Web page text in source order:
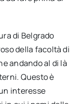
di Belgrado
della facoltà di
andando al di là
Questo è
interesse